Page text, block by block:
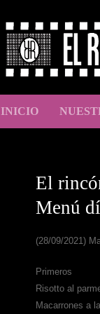
INICIO
El
Menú
(28/09/2021)
Primeros
Risotto al
Macarrones a